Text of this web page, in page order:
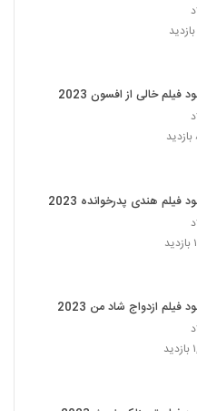
فیلم خالی از افسون 2023
فیلم هندی پدرخوانده 2023
فیلم ازدواج شاد من 2023